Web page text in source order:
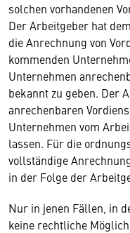
solchen vorhandenen
Der Arbeitgeber hat
die Anrechnung von
kommenden
Unternehmen
bekannt zu geben. Der
anrechenbaren
Unternehmen vom
lassen. Für die
vollständige
in der Folge der
Nur in jenen Fällen, in
keine rechtliche